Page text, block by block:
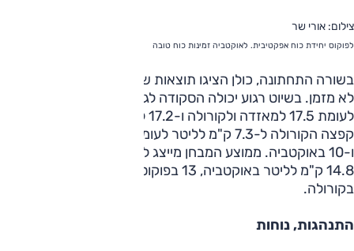
צילום: אורי שר
לפוקוס יחידת כוח אפקטיבית. לאוקטביה זמינות כוח טובה
בשורה התחתונה, כולן הציגו תוצאות שהיו נחשבות מדהימות עד
לעומת 17.5 למאזדה ולקורולה ו-17.2 לפוקוס. בתנאים מאומצים
ו-10 באוקטביה. ממוצע המבחן מייצג לדעתנו את יחסי הכוחות –
בקורולה.
התנהגות, נוחות